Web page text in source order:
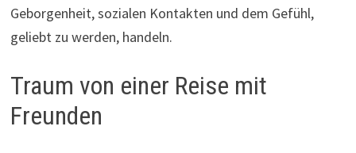
Geborgenheit, sozialen Kontakten und dem Gefühl,
geliebt zu werden, handeln.
Traum von einer Reise mit
Freunden